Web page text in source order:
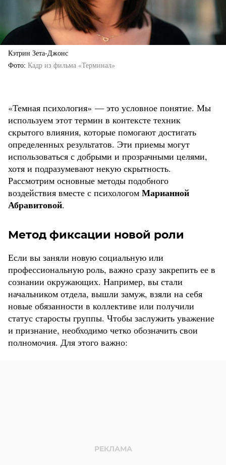
Кэтрин Зета-Джонс
Фото Кадр из фильма «Терминал»
«Темная психология» — это условное понятие. Мы
используем этот термин в контексте техник
скрытого влияния, которые помогают достигать
определенных результатов. Эти приемы могут
использоваться с добрыми и прозрачными целями,
хотя и подразумевают некую скрытность.
Рассмотрим основные методы подобного
воздействия вместе с психологом Марианной
Абравитовой.
Метод фиксации новой роли
Если вы заняли новую социальную или
профессиональную роль, важно сразу закрепить ее в
сознании окружающих. Например, вы стали
начальником отдела, вышли замуж, взяли на себя
новые обязанности в коллективе или получили
статус старосты группы. Чтобы заслужить уважение
и признание, необходимо четко обозначить свои
полномочия. Для этого важно: